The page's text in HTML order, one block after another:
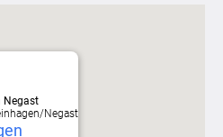
Negast
Negast